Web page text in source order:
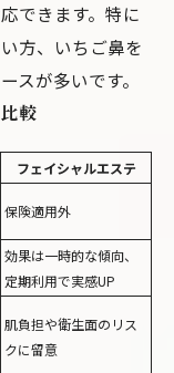
できます。特に
方、いちご鼻を
スが多いです。
較
フェイシャルエステ
保険適用外
効果は一時的な傾向、
定期利用で実感UP
肌負担や衛生面のリス
クに留意